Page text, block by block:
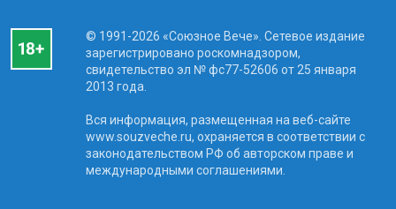
© 1991-2026 «Союзное Вече». Сетевое издание
зарегистрировано роскомнадзором,
свидетельство эл № фc77-52606 от 25 января
2013 года.
Вся информация, размещенная на веб-сайте
www.souzveche.ru, охраняется в соответствии с
законодательством РФ об авторском праве и
международными соглашениями.